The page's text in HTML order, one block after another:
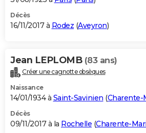
Décès
16/11/2017 à Rodez (Aveyron)
Jean LEPLOMB (83 ans)
Créer une cagnotte obsèques
Naissance
14/01/1934 à Saint-Savinien (Charente-
Décès
09/11/2017 à la Rochelle (Charente-